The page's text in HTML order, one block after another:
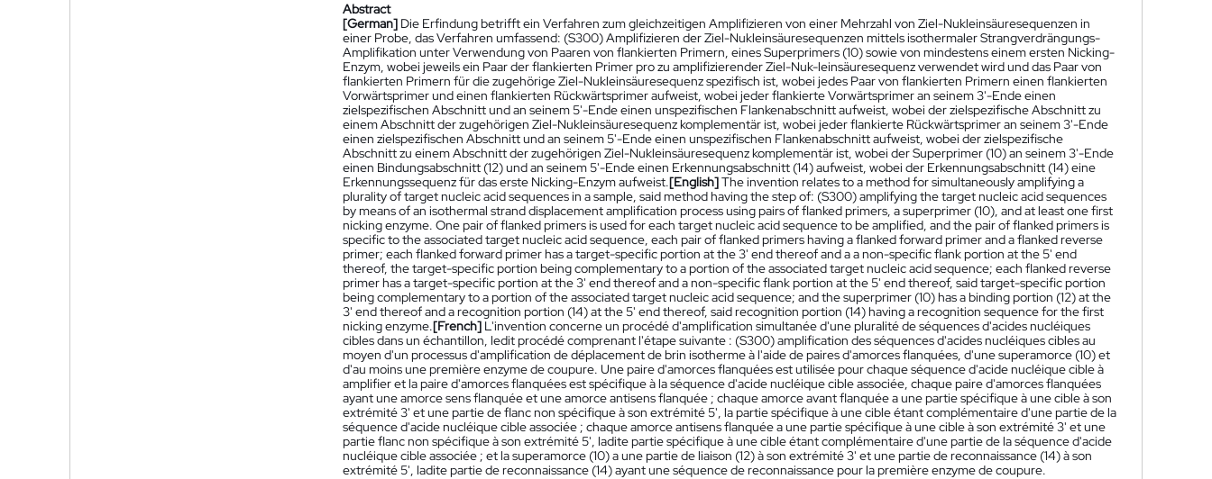
Abstract
[German] Die Erfindung betrifft ein Verfahren zum gleichzeitigen Amplifizieren von einer Mehrzahl von Ziel-Nukleinsäuresequenzen in
einer Probe, das Verfahren umfassend: (S300) Amplifizieren der Ziel-Nukleinsäuresequenzen mittels isothermaler Strangverdrängungs-
Amplifikation unter Verwendung von Paaren von flankierten Primern, eines Superprimers (10) sowie von mindestens einem ersten Nicking-
Enzym, wobei jeweils ein Paar der flankierten Primer pro zu amplifizierender Ziel-Nuk-leinsäuresequenz verwendet wird und das Paar von
flankierten Primern für die zugehörige Ziel-Nukleinsäuresequenz spezifisch ist, wobei jedes Paar von flankierten Primern einen flankierten
Vorwärtsprimer und einen flankierten Rückwärtsprimer aufweist, wobei jeder flankierte Vorwärtsprimer an seinem 3'-Ende einen
zielspezifischen Abschnitt und an seinem 5'-Ende einen unspezifischen Flankenabschnitt aufweist, wobei der zielspezifische Abschnitt zu
einem Abschnitt der zugehörigen Ziel-Nukleinsäuresequenz komplementär ist, wobei jeder flankierte Rückwärtsprimer an seinem 3'-Ende
einen zielspezifischen Abschnitt und an seinem 5'-Ende einen unspezifischen Flankenabschnitt aufweist, wobei der zielspezifische
Abschnitt zu einem Abschnitt der zugehörigen Ziel-Nukleinsäuresequenz komplementär ist, wobei der Superprimer (10) an seinem 3'-Ende
einen Bindungsabschnitt (12) und an seinem 5'-Ende einen Erkennungsabschnitt (14) aufweist, wobei der Erkennungsabschnitt (14) eine
Erkennungssequenz für das erste Nicking-Enzym aufweist.[English]The invention relates to a method for simultaneously amplifying a
plurality of target nucleic acid sequences in a sample, said method having the step of: (S300) amplifying the target nucleic acid sequences
by means of an isothermal strand displacement amplification process using pairs of flanked primers, a superprimer (10), and at least one first
nicking enzyme. One pair of flanked primers is used for each target nucleic acid sequence to be amplified, and the pair of flanked primers is
specific to the associated target nucleic acid sequence, each pair of flanked primers having a flanked forward primer and a flanked reverse
primer; each flanked forward primer has a target-specific portion at the 3' end thereof and a a non-specific flank portion at the 5' end
thereof, the target-specific portion being complementary to a portion of the associated target nucleic acid sequence; each flanked reverse
primer has a target-specific portion at the 3' end thereof and a non-specific flank portion at the 5' end thereof, said target-specific portion
being complementary to a portion of the associated target nucleic acid sequence; and the superprimer (10) has a binding portion (12) at the
3' end thereof and a recognition portion (14) at the 5' end thereof, said recognition portion (14) having a recognition sequence for the first
nicking enzyme.[French] L'invention concerne un procédé d'amplification simultanée d'une pluralité de séquences d'acides nucléiques
cibles dans un échantillon, ledit procédé comprenant l'étape suivante : (S300) amplification des séquences d'acides nucléiques cibles au
moyen d'un processus d'amplification de déplacement de brin isotherme à l'aide de paires d'amorces flanquées, d'une superamorce (10) et
d'au moins une première enzyme de coupure. Une paire d'amorces flanquées est utilisée pour chaque séquence d'acide nucléique cible à
amplifier et la paire d'amorces flanquées est spécifique à la séquence d'acide nucléique cible associée, chaque paire d'amorces flanquées
ayant une amorce sens flanquée et une amorce antisens flanquée ; chaque amorce avant flanquée a une partie spécifique à une cible à son
extrémité 3' et une partie de flanc non spécifique à son extrémité 5', la partie spécifique à une cible étant complémentaire d'une partie de la
séquence d'acide nucléique cible associée ; chaque amorce antisens flanquée a une partie spécifique à une cible à son extrémité 3' et une
partie flanc non spécifique à son extrémité 5', ladite partie spécifique à une cible étant complémentaire d'une partie de la séquence d'acide
nucléique cible associée ; et la superamorce (10) a une partie de liaison (12) à son extrémité 3' et une partie de reconnaissance (14) à son
extrémité 5', ladite partie de reconnaissance (14) ayant une séquence de reconnaissance pour la première enzyme de coupure.